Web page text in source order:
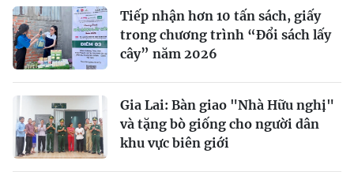
Tiếp nhận hơn 10 tấn sách, giấy
trong chương trình “Đổi sách lấy
cây” năm 2026
Gia Lai: Bàn giao "Nhà Hữu nghị"
và tặng bò giống cho người dân
khu vực biên giới